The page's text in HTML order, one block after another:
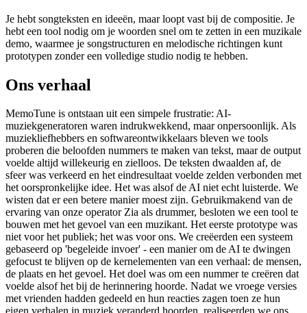
Je hebt songteksten en ideeën, maar loopt vast bij de compositie. Je
hebt een tool nodig om je woorden snel om te zetten in een muzikale
demo, waarmee je songstructuren en melodische richtingen kunt
prototypen zonder een volledige studio nodig te hebben.
Ons verhaal
MemoTune is ontstaan uit een simpele frustratie: AI-
muziekgeneratoren waren indrukwekkend, maar onpersoonlijk. Als
muziekliefhebbers en softwareontwikkelaars bleven we tools
proberen die beloofden nummers te maken van tekst, maar de output
voelde altijd willekeurig en zielloos. De teksten dwaalden af, de
sfeer was verkeerd en het eindresultaat voelde zelden verbonden met
het oorspronkelijke idee. Het was alsof de AI niet echt luisterde. We
wisten dat er een betere manier moest zijn. Gebruikmakend van de
ervaring van onze operator Zia als drummer, besloten we een tool te
bouwen met het gevoel van een muzikant. Het eerste prototype was
niet voor het publiek; het was voor ons. We creëerden een systeem
gebaseerd op 'begeleide invoer' - een manier om de AI te dwingen
gefocust te blijven op de kernelementen van een verhaal: de mensen,
de plaats en het gevoel. Het doel was om een nummer te creëren dat
voelde alsof het bij de herinnering hoorde. Nadat we vroege versies
met vrienden hadden gedeeld en hun reacties zagen toen ze hun